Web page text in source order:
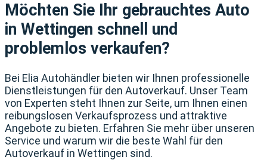
Möchten Sie Ihr gebrauchtes Auto
in Wettingen schnell und
problemlos verkaufen?
Bei Elia Autohändler bieten wir Ihnen professionelle
Dienstleistungen für den Autoverkauf. Unser Team
von Experten steht Ihnen zur Seite, um Ihnen einen
reibungslosen Verkaufsprozess und attraktive
Angebote zu bieten. Erfahren Sie mehr über unseren
Service und warum wir die beste Wahl für den
Autoverkauf in Wettingen sind.